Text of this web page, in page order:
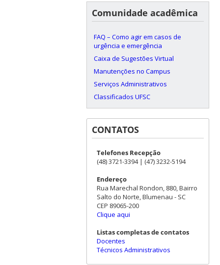
Comunidade acadêmica
FAQ – Como agir em casos de
urgência e emergência
Caixa de Sugestões Virtual
Manutenções no Campus
Serviços Administrativos
Classificados UFSC
CONTATOS
Telefones Recepção
(48) 3721-3394 | (47) 3232-5194
Endereço
Rua Marechal Rondon, 880, Bairro
Salto do Norte, Blumenau - SC
CEP 89065-200
Clique aqui
Listas completas de contatos
Docentes
Técnicos Administrativos